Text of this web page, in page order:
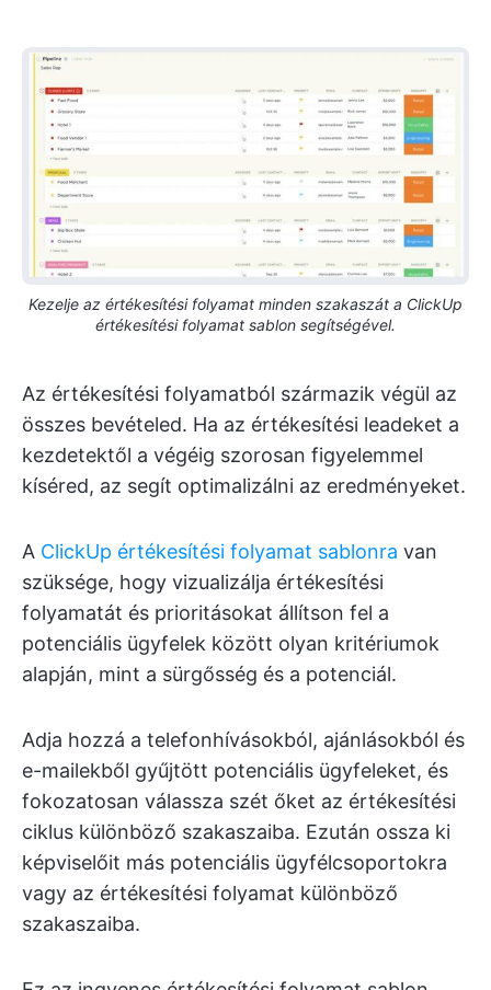
Kezelje az értékesítési folyamat minden szakaszát a ClickUp
értékesítési folyamat sablon segítségével.
Az értékesítési folyamatból származik végül az
összes bevételed. Ha az értékesítési leadeket a
kezdetektől a végéig szorosan figyelemmel
kíséred, az segít optimalizálni az eredményeket.
A ClickUp értékesítési folyamat sablonra van
szüksége, hogy vizualizálja értékesítési
folyamatát és prioritásokat állítson fel a
potenciális ügyfelek között olyan kritériumok
alapján, mint a sürgősség és a potenciál.
Adja hozzá a telefonhívásokból, ajánlásokból és
e-mailekből gyűjtött potenciális ügyfeleket, és
fokozatosan válassza szét őket az értékesítési
ciklus különböző szakaszaiba. Ezután ossza ki
képviselőit más potenciális ügyfélcsoportokra
vagy az értékesítési folyamat különböző
szakaszaiba.